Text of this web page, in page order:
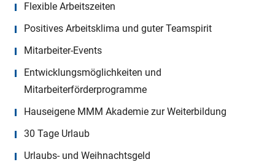
Flexible Arbeitszeiten
Positives Arbeitsklima und guter Teamspirit
Mitarbeiter-Events
Entwicklungsmöglichkeiten und
Mitarbeiterförderprogramme
Hauseigene MMM Akademie zur Weiterbildung
30 Tage Urlaub
Urlaubs- und Weihnachtsgeld